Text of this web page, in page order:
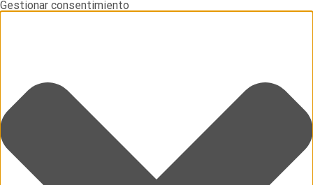
Gestionar consentimiento